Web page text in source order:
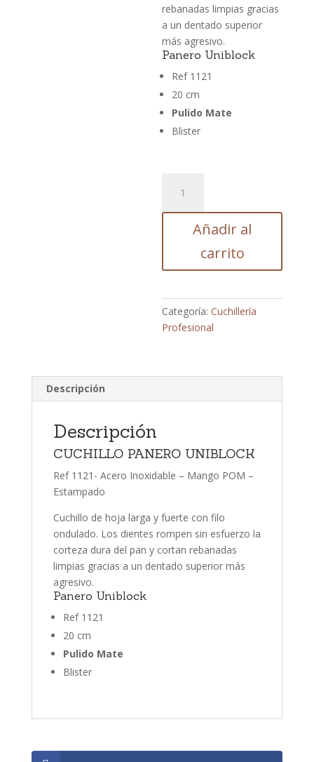
rebanadas limpias gracias
a un dentado superior
más agresivo.
Panero Uniblock
Ref 1121
20 cm
Pulido Mate
Blister
PANERO
UNIBLOCK
Añadir al
carrito
Categoría:Cuchillería
Profesional
Descripción
Descripción
CUCHILLO PANERO UNIBLOCK
Ref 1121- Acero Inoxidable – Mango POM –
Estampado
Cuchillo de hoja larga y fuerte con filo
ondulado. Los dientes rompen sin esfuerzo la
corteza dura del pan y cortan rebanadas
limpias gracias a un dentado superior más
agresivo.
Panero Uniblock
Ref 1121
20 cm
Pulido Mate
Blister